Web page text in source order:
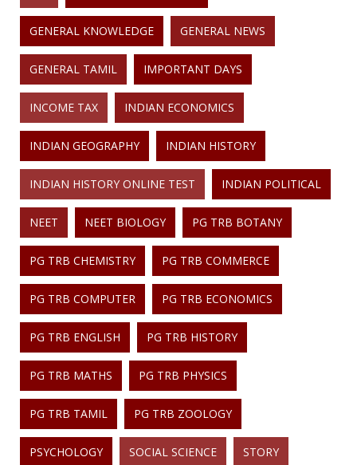
GENERAL KNOWLEDGE GENERAL NEWS
GENERAL TAMIL IMPORTANT DAYS
INCOME TAX INDIAN ECONOMICS
INDIAN GEOGRAPHY INDIAN HISTORY
INDIAN HISTORY ONLINE TEST INDIAN POLITICAL
NEET NEET BIOLOGY PG TRB BOTANY
PG TRB CHEMISTRY PG TRB COMMERCE
PG TRB COMPUTER PG TRB ECONOMICS
PG TRB ENGLISH PG TRB HISTORY
PG TRB MATHS PG TRB PHYSICS
PG TRB TAMIL PG TRB ZOOLOGY
PSYCHOLOGY SOCIAL SCIENCE STORY